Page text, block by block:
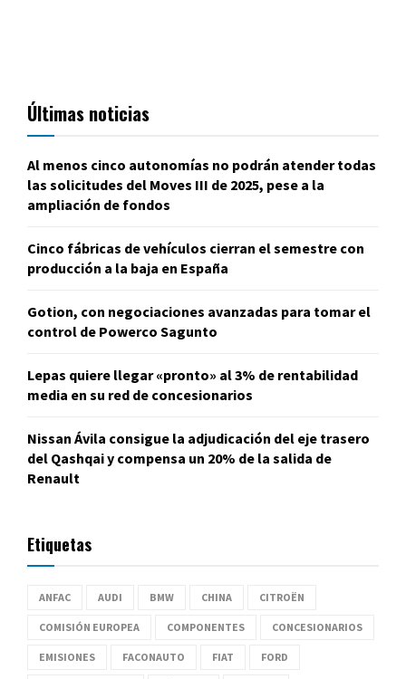
Últimas noticias
Al menos cinco autonomías no podrán atender todas
las solicitudes del Moves III de 2025, pese a la
ampliación de fondos
Cinco fábricas de vehículos cierran el semestre con
producción a la baja en España
Gotion, con negociaciones avanzadas para tomar el
control de Powerco Sagunto
Lepas quiere llegar «pronto» al 3% de rentabilidad
media en su red de concesionarios
Nissan Ávila consigue la adjudicación del eje trasero
del Qashqai y compensa un 20% de la salida de
Renault
Etiquetas
ANFAC AUDI BMW CHINA CITROËN
COMISIÓN EUROPEA COMPONENTES CONCESIONARIOS
EMISIONES FACONAUTO FIAT FORD